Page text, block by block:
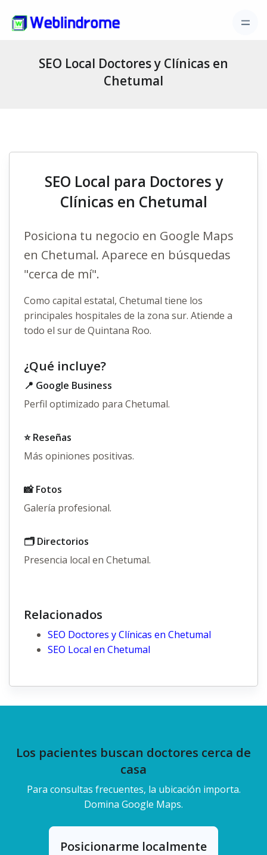
SEO Local Doctores y Clínicas en
Chetumal
SEO Local para Doctores y
Clínicas en Chetumal
Posiciona tu negocio en Google Maps
en Chetumal. Aparece en búsquedas
"cerca de mí".
Como capital estatal, Chetumal tiene los
principales hospitales de la zona sur. Atiende a
todo el sur de Quintana Roo.
¿Qué incluye?
📍 Google Business
Perfil optimizado para Chetumal.
⭐ Reseñas
Más opiniones positivas.
📸 Fotos
Galería profesional.
🗂️ Directorios
Presencia local en Chetumal.
Relacionados
SEO Doctores y Clínicas en Chetumal
SEO Local en Chetumal
Los pacientes buscan doctores cerca de
casa
Para consultas frecuentes, la ubicación importa.
Domina Google Maps.
Posicionarme localmente